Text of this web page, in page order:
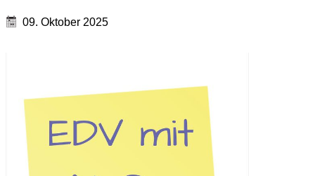
09. Oktober 2025